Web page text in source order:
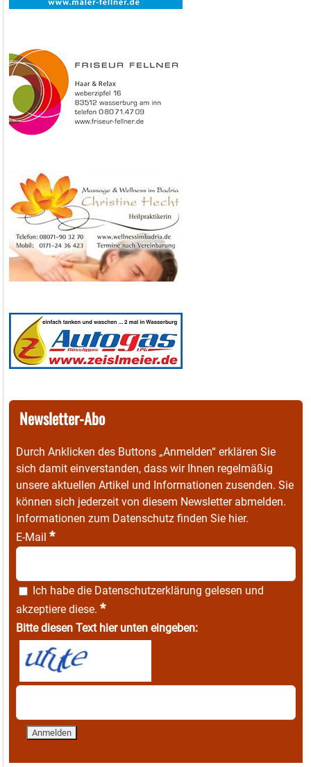
Newsletter-Abo
Durch Anklicken des Buttons „Anmelden“ erklären Sie
sich damit einverstanden, dass wir Ihnen regelmäßig
unsere aktuellen Artikel und Informationen zusenden. Sie
können sich jederzeit von diesem Newsletter abmelden.
Informationen zum Datenschutz finden Sie hier.
E-Mail *
Ich habe die Datenschutzerklärung gelesen und
akzeptiere diese. *
Bitte diesen Text hier unten eingeben: